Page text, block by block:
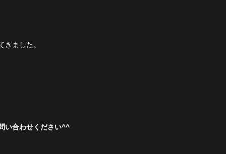
ました。
い合わせください^^